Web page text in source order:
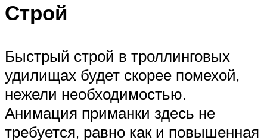
Строй
Быстрый строй в троллинговых
удилищах будет скорее помехой,
нежели необходимостью.
Анимация приманки здесь не
требуется, равно как и повышенная